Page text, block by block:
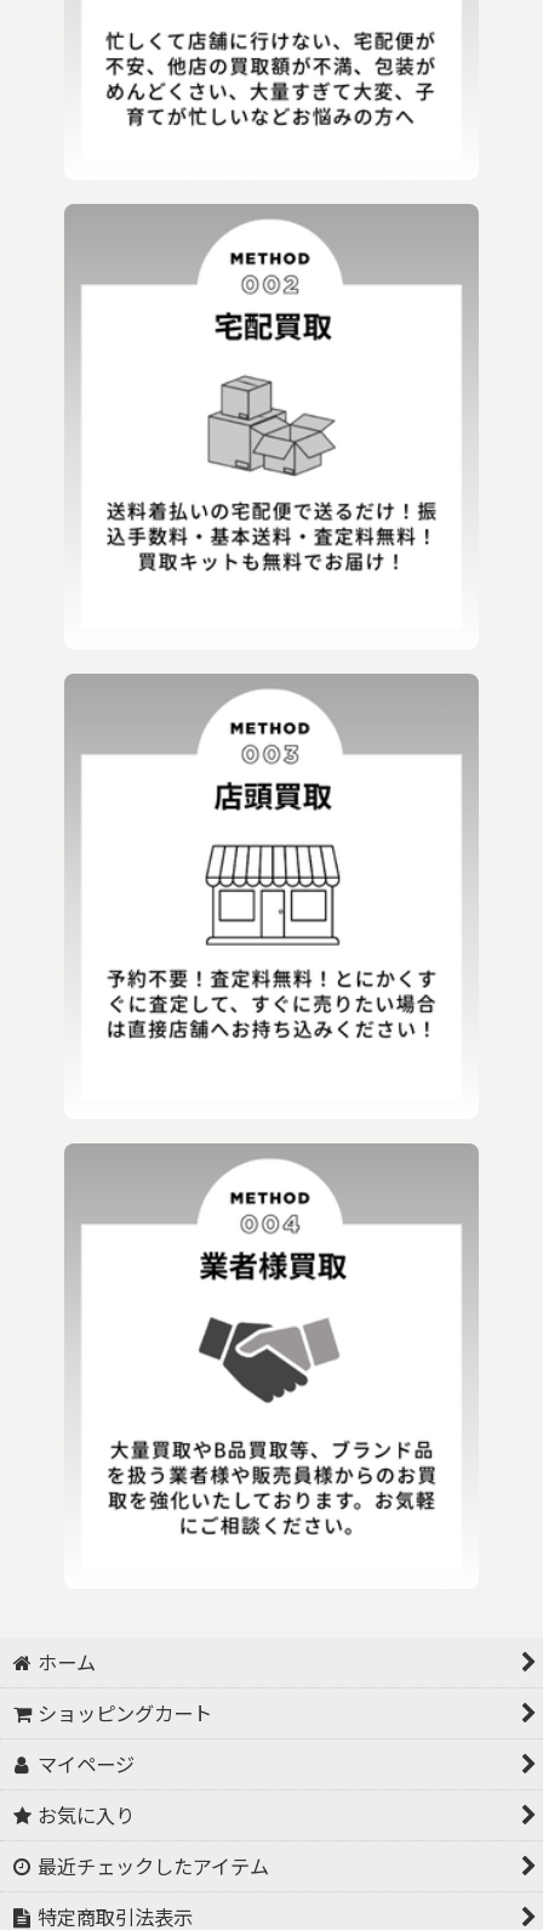
ホーム
ショッピングカート
マイページ
お気に入り
最近チェックしたアイテム
特定商取引法表示